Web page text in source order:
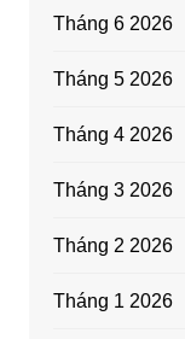
Tháng 6 2026
Tháng 5 2026
Tháng 4 2026
Tháng 3 2026
Tháng 2 2026
Tháng 1 2026